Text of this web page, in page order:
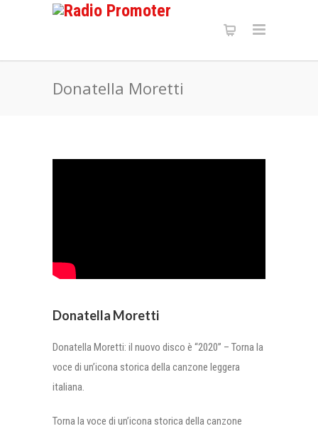
Donatella Moretti
Donatella Moretti
Donatella Moretti: il nuovo disco è “2020” – Torna la
voce di un’icona storica della canzone leggera
italiana.
Torna la voce di un’icona storica della canzone